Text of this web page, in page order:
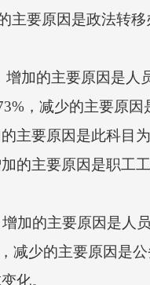
要原因是政法转移
加的主要原因是人
减少的主要原因
要原因是此科目为
主要原因是职工工
的主要原因是人员
少的主要原因是公
化。